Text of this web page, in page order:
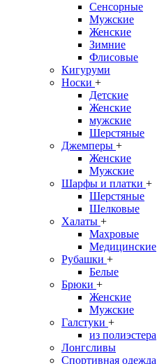
Сенсорные
Мужские
Женские
Зимние
Флисовые
Кигуруми
Носки +
Детские
Женские
мужские
Шерстяные
Джемперы +
Женские
Мужские
Шарфы и платки +
Шерстяные
Шелковые
Халаты +
Махровые
Медицинские
Рубашки +
Белые
Брюки +
Женские
Мужские
Галстуки +
из полиэстера
Лонгсливы
Спортивная одежда